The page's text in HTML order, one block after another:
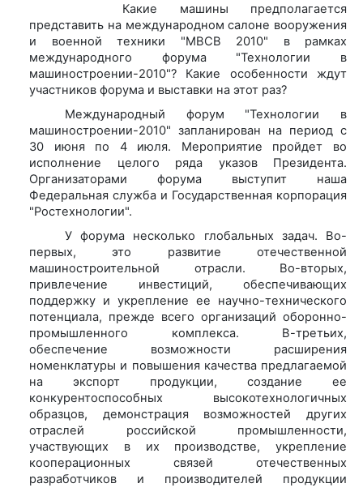
Какие машины предполагается
представить на международном салоне вооружения
и военной техники "МВСВ 2010" в рамках
международного форума "Технологии в
машиностроении-2010"? Какие особенности ждут
участников форума и выставки на этот раз?
Международный форум "Технологии в
машиностроении-2010" запланирован на период с
30 июня по 4 июля. Мероприятие пройдет во
исполнение целого ряда указов Президента.
Организаторами форума выступит наша
Федеральная служба и Государственная корпорация
"Ростехнологии".
У форума несколько глобальных задач. Во-
первых, это развитие отечественной
машиностроительной отрасли. Во-вторых,
привлечение инвестиций, обеспечивающих
поддержку и укрепление ее научно-технического
потенциала, прежде всего организаций оборонно-
промышленного комплекса. В-третьих,
обеспечение возможности расширения
номенклатуры и повышения качества предлагаемой
на экспорт продукции, создание ее
конкурентоспособных высокотехнологичных
образцов, демонстрация возможностей других
отраслей российской промышленности,
участвующих в их производстве, укрепление
кооперационных связей отечественных
разработчиков и производителей продукции